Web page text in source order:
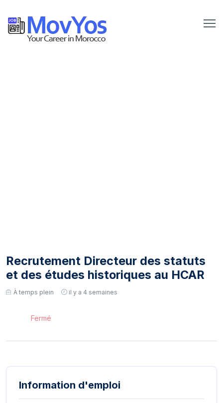
Recrutement Directeur des statuts
et des études historiques au HCAR
À temps plein il y a 4 semaines
Fermé
Information d'emploi